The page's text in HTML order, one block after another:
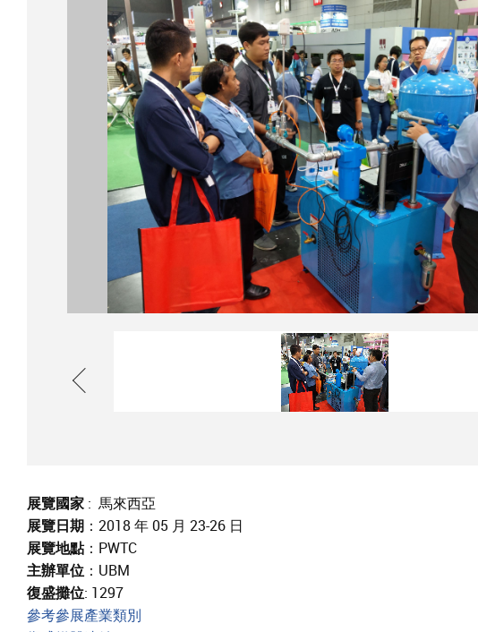
展覽國家 : 馬來西亞
展覽日期 ：2018 年 05 月 23-26 日
展覽地點：PWTC
主辦單位 ：UBM
復盛攤位: 1297
參考參展產業類別